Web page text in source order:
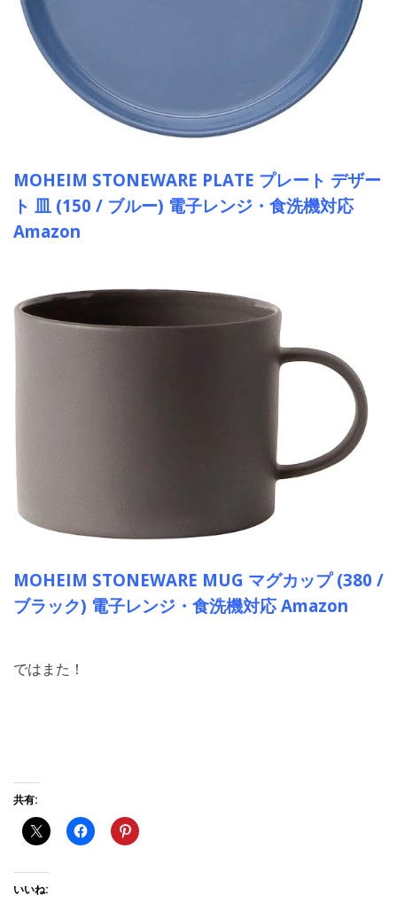
MOHEIM STONEWARE PLATE プレート デザー
ト 皿 (150 / ブルー) 電子レンジ・食洗機対応
Amazon
MOHEIM STONEWARE MUG マグカップ (380 /
ブラック) 電子レンジ・食洗機対応 Amazon
ではまた！
共有:
いいね: